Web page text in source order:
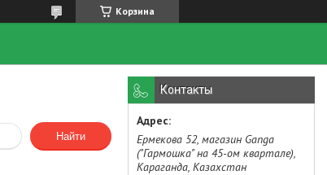
Корзина
Найти
Контакты
Ермекова 52, магазин Ganga
("Гармошка" на 45-ом квартале),
Караганда, Казахстан